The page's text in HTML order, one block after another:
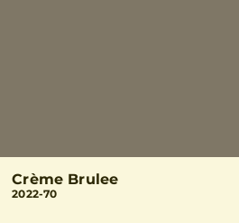
Crème Brulee
2022-70